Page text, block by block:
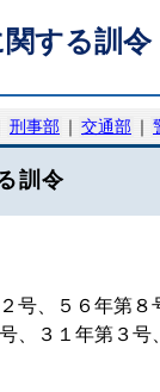
する訓令
刑事部 ｜ 交通部 ｜
訓令
、５６年第８
、３１年第３